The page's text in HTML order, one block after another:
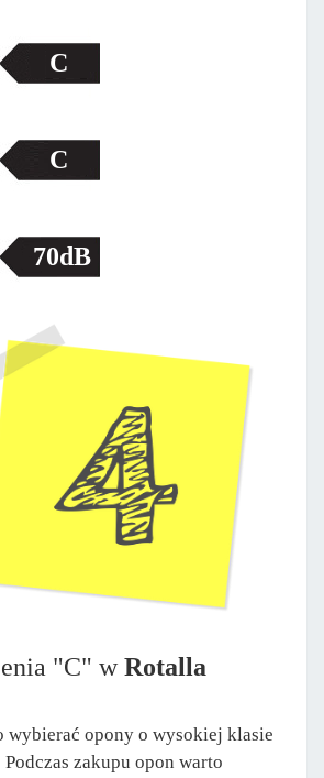
C
C
70dB
"C" wRotalla
wybierać opony o wysokiej klasie
zakupu opon warto